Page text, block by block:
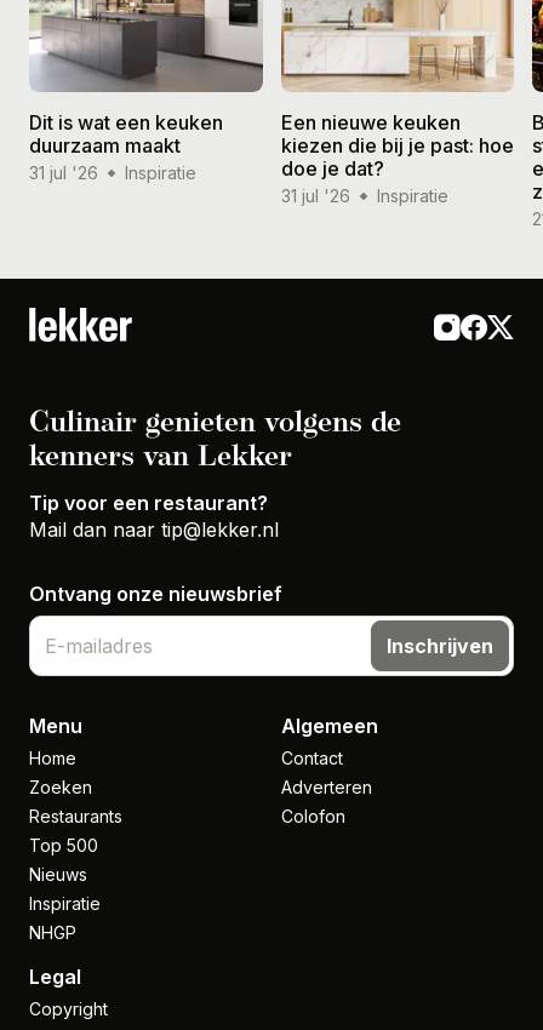
Dit is wat een keuken
duurzaam maakt
31 jul '26 Inspiratie
Een nieuwe keuken
kiezen die bij je past: hoe
doe je dat?
31 jul '26 Inspiratie
Culinair genieten volgens de
kenners van Lekker
Tip voor een restaurant?
Mail dan naar tip@lekker.nl
Ontvang onze nieuwsbrief
Inschrijven
Menu
Home
Zoeken
Restaurants
Top 500
Nieuws
Inspiratie
NHGP
Algemeen
Contact
Adverteren
Colofon
Legal
Copyright